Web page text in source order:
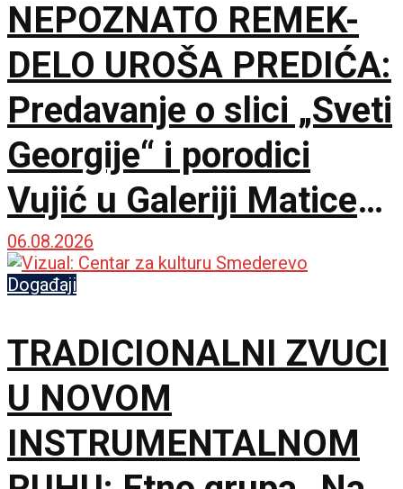
NEPOZNATO REMEK-
DELO UROŠA PREDIĆA:
Predavanje o slici „Sveti
Georgije“ i porodici
Vujić u Galeriji Matice
srpske
06.08.2026
Događaji
TRADICIONALNI ZVUCI
U NOVOM
INSTRUMENTALNOM